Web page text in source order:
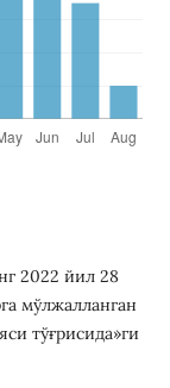
2022 йил 28
мўлжалланган
тўғрисида»ги